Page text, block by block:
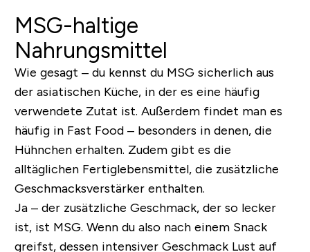
MSG-haltige
Nahrungsmittel
Wie gesagt – du kennst du MSG sicherlich aus
der asiatischen Küche, in der es eine häufig
verwendete Zutat ist. Außerdem findet man es
häufig in Fast Food – besonders in denen, die
Hühnchen erhalten. Zudem gibt es die
alltäglichen Fertiglebensmittel, die zusätzliche
Geschmacksverstärker enthalten.
Ja – der zusätzliche Geschmack, der so lecker
ist, ist MSG. Wenn du also nach einem Snack
greifst, dessen intensiver Geschmack Lust auf